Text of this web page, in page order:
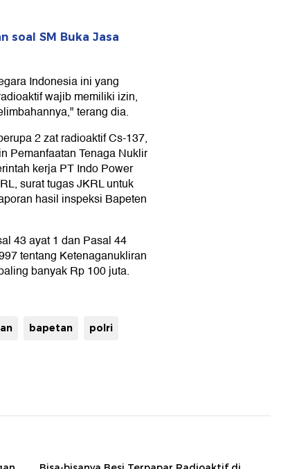
soal SM Buka Jasa
Indonesia ini yang
wajib memiliki izin,
terang dia.
2 zat radioaktif Cs-137,
Pemanfaatan Tenaga Nuklir
kerja PT Indo Power
surat tugas JKRL untuk
hasil inspeksi Bapeten
43 ayat 1 dan Pasal 44
tentang Ketenaganukliran
banyak Rp 100 juta.
bapetan polri